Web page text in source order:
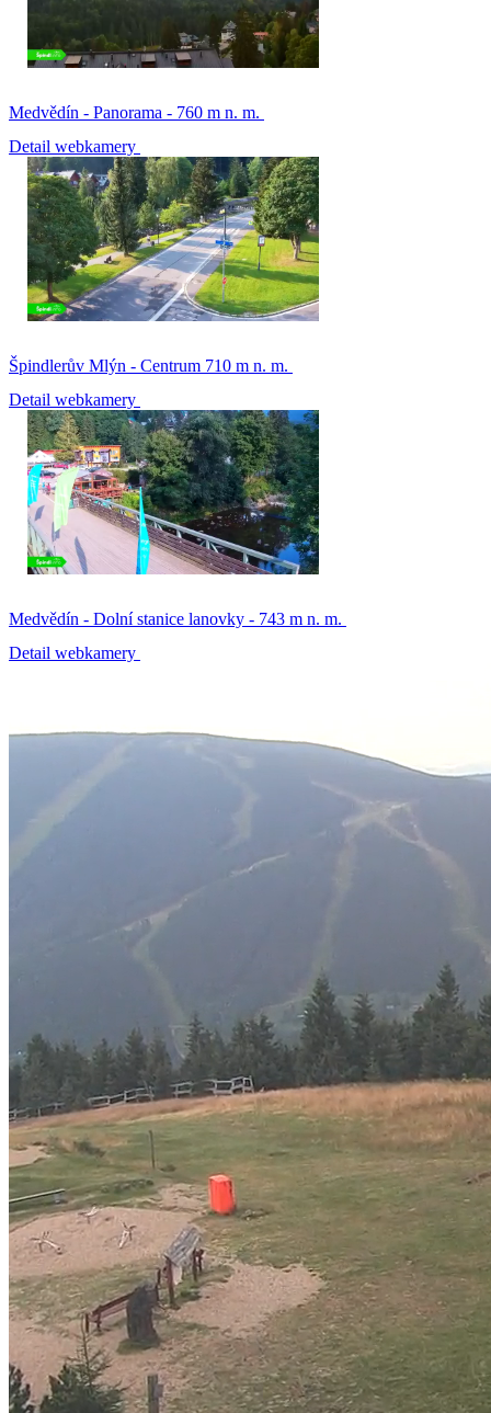
Medvědín - Panorama - 760 m n. m.
Detail webkamery
Špindlerův Mlýn - Centrum 710 m n. m.
Detail webkamery
Medvědín - Dolní stanice lanovky - 743 m n. m.
Detail webkamery